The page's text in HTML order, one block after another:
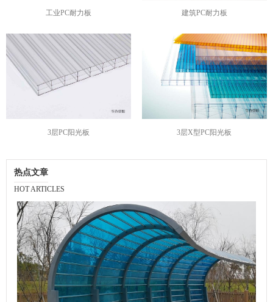
工业PC耐力板 建筑PC耐力板
3层PC阳光板 3层X型PC阳光板
热点文章
HOT ARTICLES